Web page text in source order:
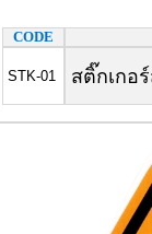
CODE
STK-01 สติ๊กเกอ